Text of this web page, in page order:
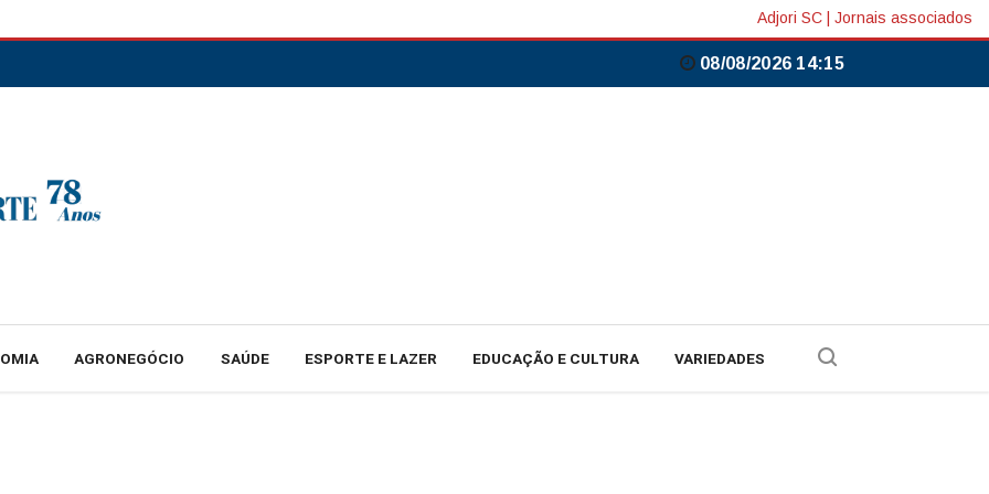
Adjori SC Jornais associados
08/08/2026 14:15
AGRONEGÓCIO SAÚDE ESPORTE E LAZER EDUCAÇÃO E CULTURA VARIEDADES